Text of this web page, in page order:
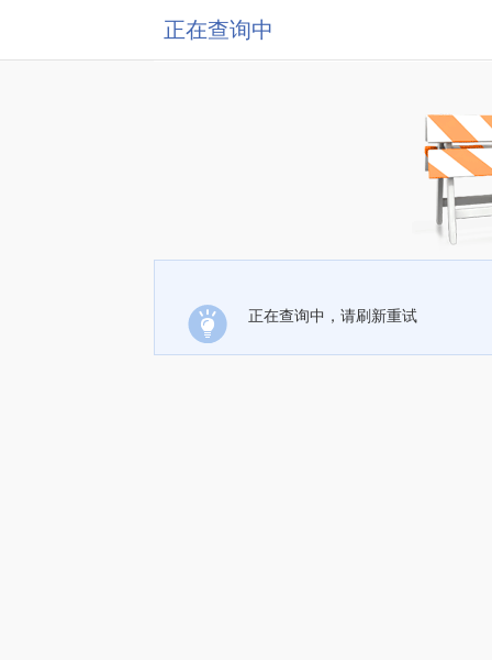
正在查询中
正在查询中，请刷新重试